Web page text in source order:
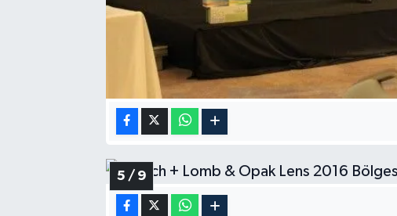
5 / 9